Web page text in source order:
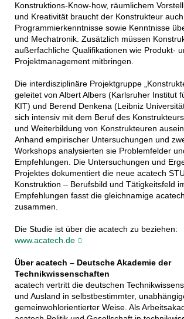
Konstruktions-Know-how, räumlichem
und Kreativität braucht der Konstrukteur
Programmierkenntnisse sowie Kenntnisse
und Mechatronik. Zusätzlich müssen
außerfachliche Qualifikationen wie Produkt-
Projektmanagement mitbringen.
Die interdisziplinäre Projektgruppe
geleitet von Albert Albers (Karlsruher Institut
KIT) und Berend Denkena (Leibniz
sich intensiv mit dem Beruf des
und Weiterbildung von Konstrukteuren
Anhand empirischer Untersuchungen und
Workshops analysierten sie Problemfelder
Empfehlungen. Die Untersuchungen und
Projektes dokumentiert die neue acatech
Konstruktion – Berufsbild und Tätigkeitsfeld
Empfehlungen fasst die gleichnamige
zusammen.
Die Studie ist über die acatech zu beziehen:
www.acatech.de
Über acatech – Deutsche Akademie der
Technikwissenschaften
acatech vertritt die deutschen
und Ausland in selbstbestimmter,
gemeinwohlorientierter Weise. Als